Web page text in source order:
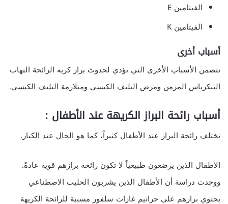
الفيتامين E
الفيتامين K
أسباب أخرى
تتضمن الأسباب الأخرى التي تؤدي لحدوث براز كريه الرائحة التهاب
البنكرياس المزمن ومرض التليف الكيسي ومتلازمة التليف الكيسي.
أسباب رائحة البراز الكريهة عند الأطفال :
تختلف رائحة البراز عند الأطفال كثيراً، كما هو الحال عند الكبار.
الأطفال الذين يرضعون طبيعياً لا تكون رائحة برازهم قوية عادةً.
ووجدت دراسة أن الأطفال الذين يشربون الحليب الاصطناعي
يحتوي برازهم على جراثيم غازات سلفور مسببة للرائحة الكريهة